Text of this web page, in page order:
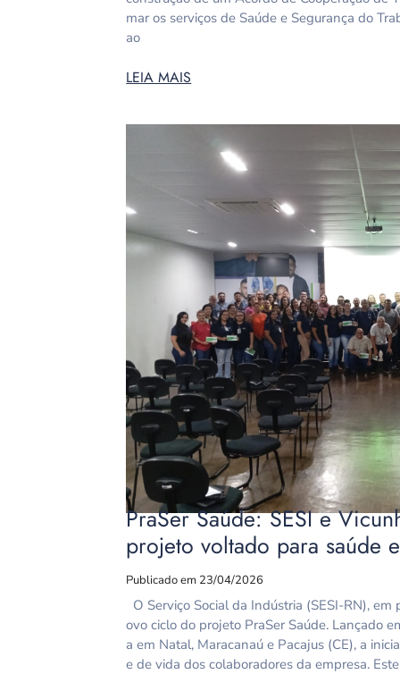
mar os serviços de Saúde e Segurança do
ao
LEIA MAIS
PraSer Saúde: SESI e
projeto voltado para saúde
Publicado em 23/04/2026
O Serviço Social da Indústria (SESI-RN),
ovo ciclo do projeto PraSer Saúde. Lançado
a em Natal, Maracanaú e Pacajus (CE), a
e de vida dos colaboradores da empresa.